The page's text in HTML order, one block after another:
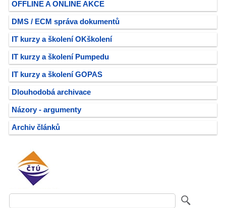
OFFLINE A ONLINE AKCE
DMS / ECM správa dokumentů
IT kurzy a školení OKškolení
IT kurzy a školení Pumpedu
IT kurzy a školení GOPAS
Dlouhodobá archivace
Názory - argumenty
Archiv článků